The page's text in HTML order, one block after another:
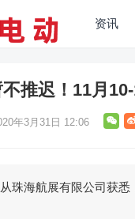
资讯
推迟！11月
年3月31日 12:06
珠海航展有限公司获